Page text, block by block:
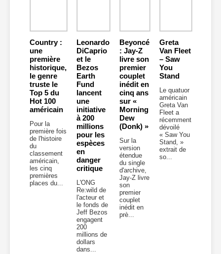
Country :
une
première
historique,
le genre
truste le
Top 5 du
Hot 100
américain
Pour la
première fois
de l'histoire
du
classement
américain,
les cinq
premières
places du...
Leonardo
DiCaprio
et le
Bezos
Earth
Fund
lancent
une
initiative
à 200
millions
pour les
espèces
en
danger
critique
L'ONG
Re:wild de
l'acteur et
le fonds de
Jeff Bezos
engagent
200
millions de
dollars
dans...
Beyoncé
: Jay-Z
livre son
premier
couplet
inédit en
cinq ans
sur «
Morning
Dew
(Donk) »
Sur la
version
étendue
du single
d'archive,
Jay-Z livre
son
premier
couplet
inédit en
prè...
Greta
Van Fleet
– Saw
You
Stand
Le quatuor
américain
Greta Van
Fleet a
récemment
dévoilé
« Saw You
Stand, »
extrait de
so...